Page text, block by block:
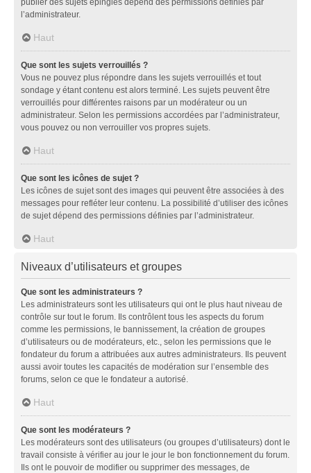
publier des sujets épinglés dépend des permissions définies par
l’administrateur.
Haut
Que sont les sujets verrouillés ?
Vous ne pouvez plus répondre dans les sujets verrouillés et tout
sondage y étant contenu est alors terminé. Les sujets peuvent être
verrouillés pour différentes raisons par un modérateur ou un
administrateur. Selon les permissions accordées par l’administrateur,
vous pouvez ou non verrouiller vos propres sujets.
Haut
Que sont les icônes de sujet ?
Les icônes de sujet sont des images qui peuvent être associées à des
messages pour refléter leur contenu. La possibilité d’utiliser des icônes
de sujet dépend des permissions définies par l’administrateur.
Haut
Niveaux d’utilisateurs et groupes
Que sont les administrateurs ?
Les administrateurs sont les utilisateurs qui ont le plus haut niveau de
contrôle sur tout le forum. Ils contrôlent tous les aspects du forum
comme les permissions, le bannissement, la création de groupes
d’utilisateurs ou de modérateurs, etc., selon les permissions que le
fondateur du forum a attribuées aux autres administrateurs. Ils peuvent
aussi avoir toutes les capacités de modération sur l’ensemble des
forums, selon ce que le fondateur a autorisé.
Haut
Que sont les modérateurs ?
Les modérateurs sont des utilisateurs (ou groupes d’utilisateurs) dont le
travail consiste à vérifier au jour le jour le bon fonctionnement du forum.
Ils ont le pouvoir de modifier ou supprimer des messages, de